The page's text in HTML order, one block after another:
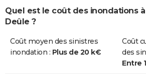
Quel est le coût des inondations
Deûle ?
Coût moyen des sinistres
inondation : Plus de 20 k€
Coût
des
Entre